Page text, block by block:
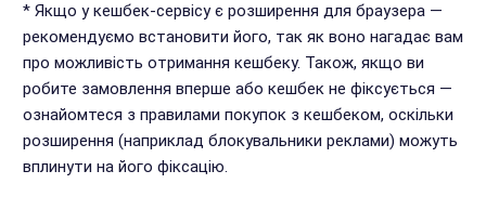
* Якщо у кешбек-сервісу є розширення для браузера —
рекомендуємо встановити його, так як воно нагадає вам
про можливість отримання кешбеку. Також, якщо ви
робите замовлення вперше або кешбек не фіксується —
ознайомтеся з правилами покупок з кешбеком, оскільки
розширення (наприклад блокувальники реклами) можуть
вплинути на його фіксацію.